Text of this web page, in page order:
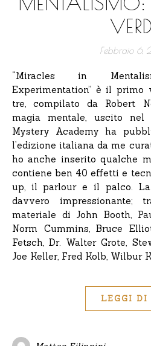
Febbraio 6,
“Miracles in Mentalism and Psychic
Experimentation” è il
tre, compilato da Robert
magia mentale, uscito nel
Mystery Academy ha
l’edizione italiana da me
ho anche inserito qualche
contiene ben 40 effetti e
up, il parlour e il palco.
davvero impressionante;
materiale di John Booth,
Norm Cummins, Bruce
Fetsch, Dr. Walter Grote,
Joe Keller, Fred Kolb, Wilbur
LEGGI DI